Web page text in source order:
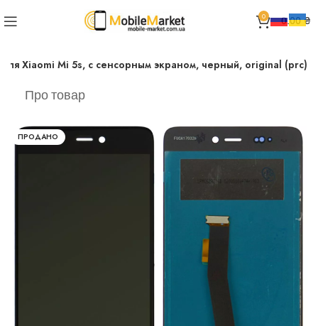
0 0.00₴
Xiaomi Mi 5s, с сенсорным экраном, черный, original (prc)
Про товар
ПРОДАНО